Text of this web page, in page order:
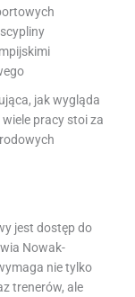
jak wygląda
pracy stoi za
jest dostęp do
Nowak-
nie tylko
trenerów, ale